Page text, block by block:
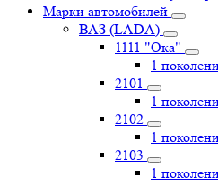
Марки автомобилей
ВАЗ (LADA)
1111 "Ока"
1
2101
1
2102
1
2103
1